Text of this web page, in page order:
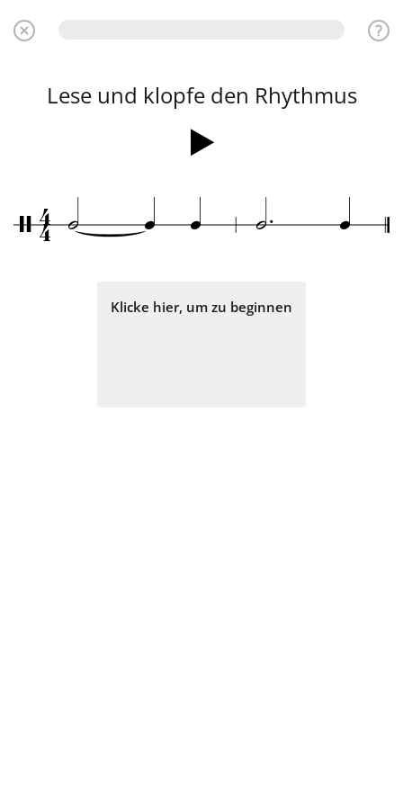
Lese und klopfe den Rhythmus
/4
4 h q q h. q
Klicke hier, um zu beginnen